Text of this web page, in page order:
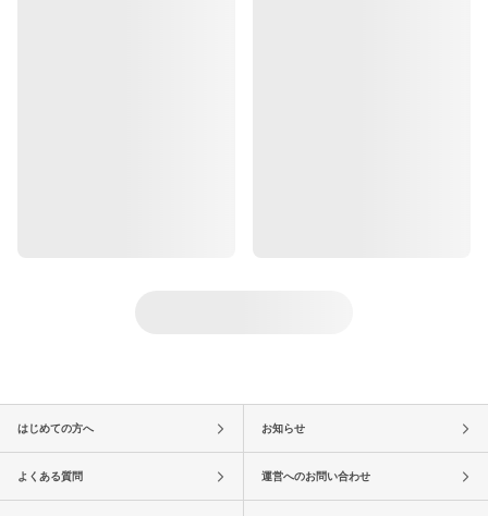
はじめての方へ お知らせ
よくある質問 運営へのお問い合わせ